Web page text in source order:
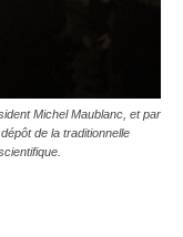
Michel Maublanc, et par
de la traditionnelle